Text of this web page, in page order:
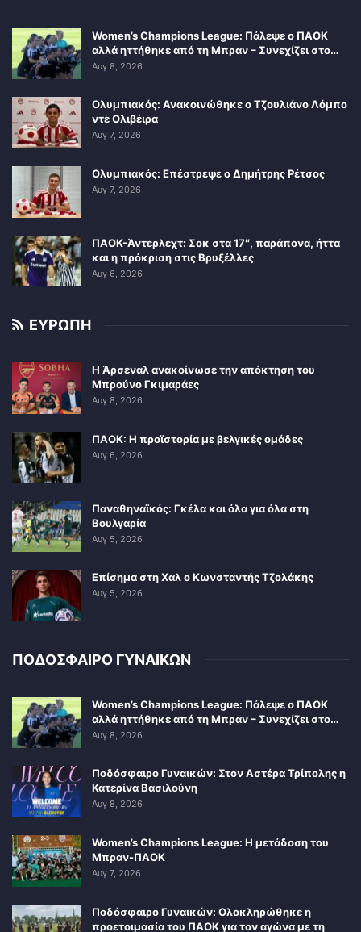
Women’s Champions League: Πάλεψε ο ΠΑΟΚ
αλλά ηττήθηκε από τη Μπραν – Συνεχίζει στο…
Αυγ 8, 2026
Ολυμπιακός: Ανακοινώθηκε ο Τζουλιάνο Λόμπο
ντε Ολιβέιρα
Αυγ 7, 2026
Ολυμπιακός: Επέστρεψε ο Δημήτρης Ρέτσος
Αυγ 7, 2026
ΠΑΟΚ-Άντερλεχτ: Σοκ στα 17″, παράπονα, ήττα
και η πρόκριση στις Βρυξέλλες
Αυγ 6, 2026
ΕΥΡΩΠΗ
Η Άρσεναλ ανακοίνωσε την απόκτηση του
Μπρούνο Γκιμαράες
Αυγ 8, 2026
ΠΑΟΚ: Η προϊστορία με βελγικές ομάδες
Αυγ 6, 2026
Παναθηναϊκός: Γκέλα και όλα για όλα στη
Βουλγαρία
Αυγ 5, 2026
Επίσημα στη Χαλ ο Κωνσταντής Τζολάκης
Αυγ 5, 2026
ΠΟΔΟΣΦΑΙΡΟ ΓΥΝΑΙΚΩΝ
Women’s Champions League: Πάλεψε ο ΠΑΟΚ
αλλά ηττήθηκε από τη Μπραν – Συνεχίζει στο…
Αυγ 8, 2026
Ποδόσφαιρο Γυναικών: Στον Αστέρα Τρίπολης η
Κατερίνα Βασιλούνη
Αυγ 8, 2026
Women’s Champions League: Η μετάδοση του
Μπραν-ΠΑΟΚ
Αυγ 7, 2026
Ποδόσφαιρο Γυναικών: Ολοκληρώθηκε η
προετοιμασία του ΠΑΟΚ για τον αγώνα με τη